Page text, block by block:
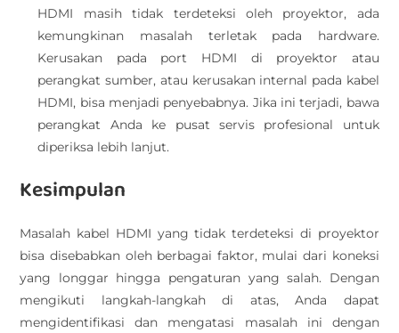
HDMI masih tidak terdeteksi oleh proyektor, ada
kemungkinan masalah terletak pada hardware.
Kerusakan pada port HDMI di proyektor atau
perangkat sumber, atau kerusakan internal pada kabel
HDMI, bisa menjadi penyebabnya. Jika ini terjadi, bawa
perangkat Anda ke pusat servis profesional untuk
diperiksa lebih lanjut.
Kesimpulan
Masalah kabel HDMI yang tidak terdeteksi di proyektor
bisa disebabkan oleh berbagai faktor, mulai dari koneksi
yang longgar hingga pengaturan yang salah. Dengan
mengikuti langkah-langkah di atas, Anda dapat
mengidentifikasi dan mengatasi masalah ini dengan